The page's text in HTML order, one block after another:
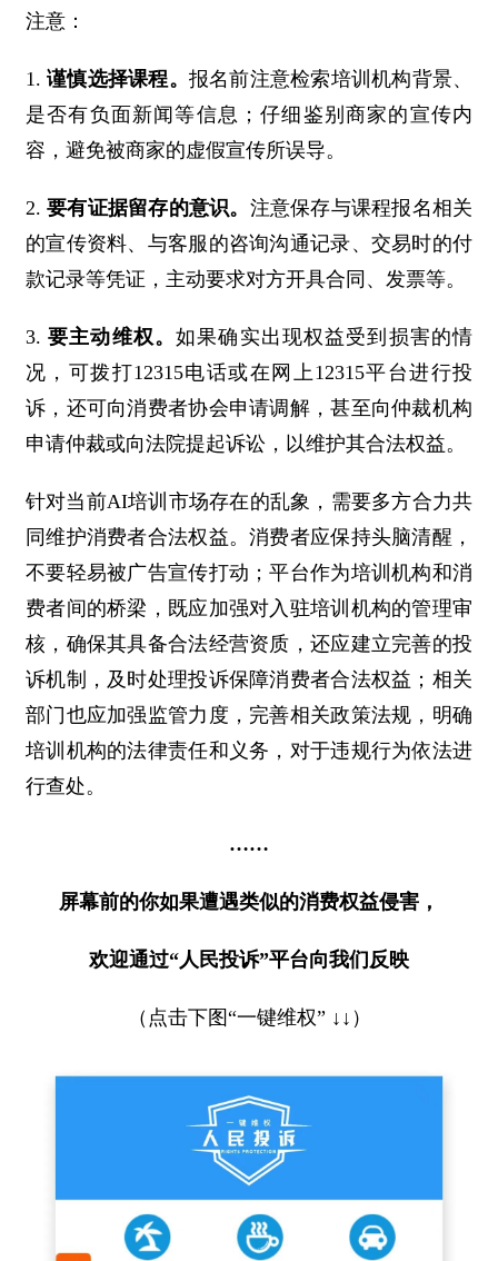
注意：
1.谨慎选择课程。 报名前注意检索培训机构背景、
是否有负面新闻等信息；仔细鉴别商家的宣传内
容，避免被商家的虚假宣传所误导。
2.要有证据留存的意识。 注意保存与课程报名相关
的宣传资料、与客服的咨询沟通记录、交易时的付
款记录等凭证，主动要求对方开具合同、发票等。
3.要主动维权。如果确实出现权益受到损害的情
况，可拨打12315电话或在网上12315平台进行投
诉，还可向消费者协会申请调解，甚至向仲裁机构
申请仲裁或向法院提起诉讼，以维护其合法权益。
针对当前AI培训市场存在的乱象，需要多方合力共
同维护消费者合法权益。消费者应保持头脑清醒，
不要轻易被广告宣传打动；平台作为培训机构和消
费者间的桥梁，既应加强对入驻培训机构的管理审
核，确保其具备合法经营资质，还应建立完善的投
诉机制，及时处理投诉保障消费者合法权益；相关
部门也应加强监管力度，完善相关政策法规，明确
培训机构的法律责任和义务，对于违规行为依法进
行查处。
……
屏幕前的你如果遭遇类似的消费权益侵害，
欢迎通过“人民投诉”平台向我们反映
（点击下图“一键维权” ↓↓）